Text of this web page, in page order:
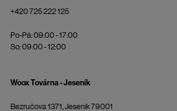
+420 725 222 125
Po-Pá: 09:00 - 17:00
So: 09:00 - 12:00
Woox Továrna - Jeseník
Bezručova 1371, Jeseník 79001